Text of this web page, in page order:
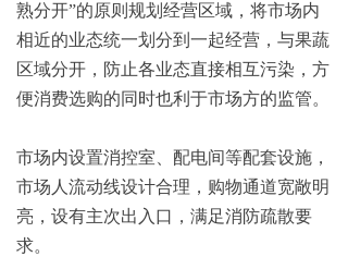
熟分开”的原则规划经营区域，将市场内
相近的业态统一划分到一起经营，与果蔬
区域分开，防止各业态直接相互污染，方
便消费选购的同时也利于市场方的监管。
市场内设置消控室、配电间等配套设施，
市场人流动线设计合理，购物通道宽敞明
亮，设有主次出入口，满足消防疏散要
求。